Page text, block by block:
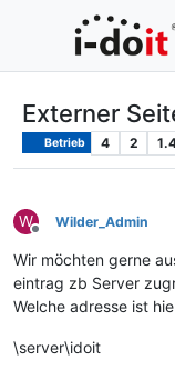
Externer
Betrieb 4 2
W
Offline
Wilder_Admin
Wir möchten gerne
eintrag zb Server
Welche adresse ist
\server\idoit